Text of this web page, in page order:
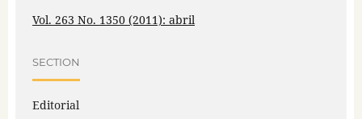
Vol. 263 No. 1350 (2011): abril
SECTION
Editorial